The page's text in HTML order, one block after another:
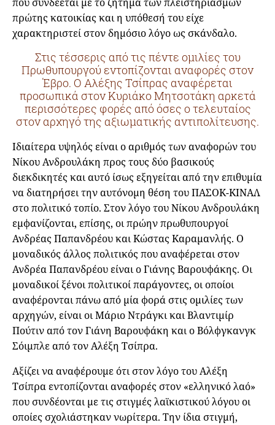
πρώτης κατοικίας και η υπόθεσή του είχε
χαρακτηριστεί στον δημόσιο λόγο ως σκάνδαλο.
Στις τέσσερις από τις πέντε ομιλίες του
Πρωθυπουργού εντοπίζονται αναφορές στον
Έβρο. Ο Αλέξης Τσίπρας αναφέρεται
προσωπικά στον Κυριάκο Μητσοτάκη αρκετά
περισσότερες φορές από όσες ο τελευταίος
στον αρχηγό της αξιωματικής αντιπολίτευσης.
Ιδιαίτερα υψηλός είναι ο αριθμός των αναφορών του
Νίκου Ανδρουλάκη προς τους δύο βασικούς
διεκδικητές και αυτό ίσως εξηγείται από την επιθυμία
να διατηρήσει την αυτόνομη θέση του ΠΑΣΟΚ-ΚΙΝΑΛ
στο πολιτικό τοπίο. Στον λόγο του Νίκου Ανδρουλάκη
εμφανίζονται, επίσης, οι πρώην πρωθυπουργοί
Ανδρέας Παπανδρέου και Κώστας Καραμανλής. Ο
μοναδικός άλλος πολιτικός που αναφέρεται στον
Ανδρέα Παπανδρέου είναι ο Γιάνης Βαρουφάκης. Οι
μοναδικοί ξένοι πολιτικοί παράγοντες, οι οποίοι
αναφέρονται πάνω από μία φορά στις ομιλίες των
αρχηγών, είναι οι Μάριο Ντράγκι και Βλαντιμίρ
Πούτιν από τον Γιάνη Βαρουφάκη και ο Βόλφγκανγκ
Σόιμπλε από τον Αλέξη Τσίπρα.
Αξίζει να αναφέρουμε ότι στον λόγο του Αλέξη
Τσίπρα εντοπίζονται αναφορές στον «ελληνικό λαό»
που συνδέονται με τις στιγμές λαϊκιστικού λόγου οι
οποίες σχολιάστηκαν νωρίτερα. Την ίδια στιγμή,